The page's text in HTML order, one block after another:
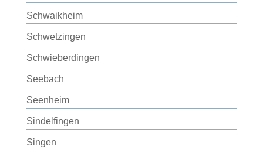
Schwaikheim
Schwetzingen
Schwieberdingen
Seebach
Seenheim
Sindelfingen
Singen